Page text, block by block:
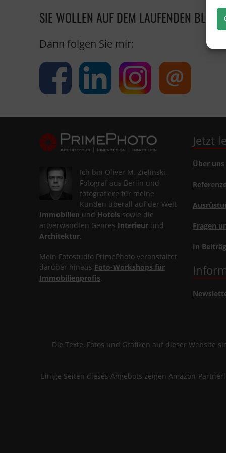
SIE WOLLEN AUF DEM LAUFENDEN
Dann folgen Sie mir:
Ich bin Oliver M. Zielinski,
Fotograf aus Berlin und
fotografiere für meine
Kunden überall auf der Welt
Immobilien und Hotels sowie die
artverwandten Genres Interieurund
Architektur.
Mein Fotostudio PrimePhoto veranstaltet
darüber hinaus Foto-Workshops für
Immobilienprofis.
Jetzt
Über uns
Fragen
In
Die Texte, Fotos und Grafiken auf dieser
Einige Seiten dieses Angebots zeigen Amazon-